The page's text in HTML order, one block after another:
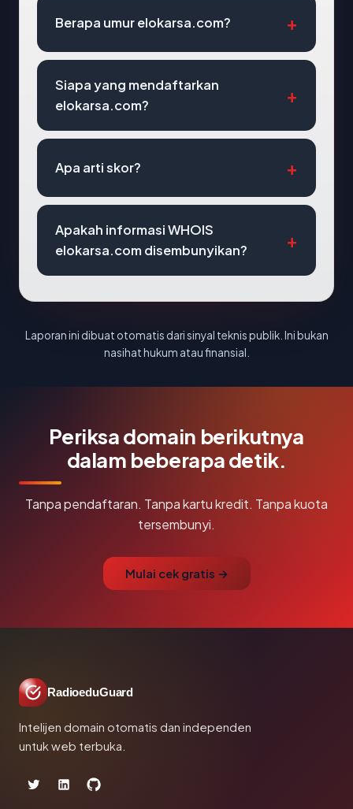
Berapa umur elokarsa.com?
Siapa yang mendaftarkan
elokarsa.com?
Apa arti skor?
Apakah informasi WHOIS
elokarsa.com disembunyikan?
Laporan ini dibuat otomatis dari sinyal teknis publik. Ini bukan
nasihat hukum atau finansial.
Periksa domain berikutnya
dalam beberapa detik.
Tanpa pendaftaran. Tanpa kartu kredit. Tanpa kuota
tersembunyi.
Mulai cek gratis →
RadioeduGuard
Intelijen domain otomatis dan independen
untuk web terbuka.